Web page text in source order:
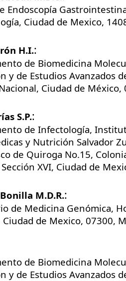
Endoscopía
Ciudad de Mexico,
H.I.:
de Biomedicina
y de Estudios Avanzados
Ciudad de México,
S.P.:
de Infectología,
y Nutrición Salvador
de Quiroga No.15,
XVI, Ciudad de
M.D.R.:
de Medicina Genómica,
de Mexico, 07300,
de Biomedicina
y de Estudios Avanzados